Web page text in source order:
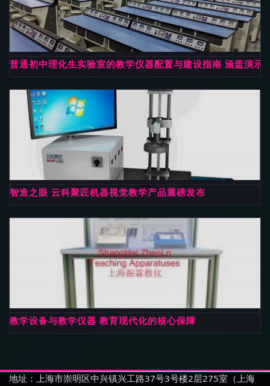
普通初中理化生实验室的教学仪器配置与建设指南 涵盖演示
智造之眼 云科聚匠机器视觉教学产品重磅发布
教学设备与教学仪器 教育现代化的核心保障
地址：上海市崇明区中兴镇兴工路37号3号楼2层275室（上海